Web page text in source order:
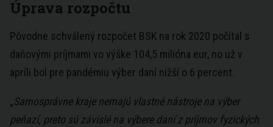
Úprava rozpočtu
Pôvodne schválený rozpočet BSK na rok 2020 počítal s
daňovými príjmami vo výške 104,5 milióna eur, no už v
apríli bol pre pandémiu výber daní nižší o 6 percent.
„Samosprávne kraje nemajú vlastné nástroje na výber
peňazí, preto sú závislé na výbere daní z príjmov fyzických